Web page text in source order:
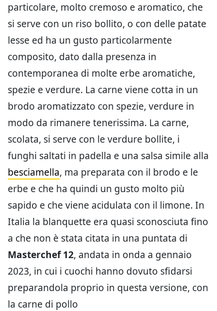
particolare, molto cremoso e aromatico, che
si serve con un riso bollito, o con delle patate
lesse ed ha un gusto particolarmente
composito, dato dalla presenza in
contemporanea di molte erbe aromatiche,
spezie e verdure. La carne viene cotta in un
brodo aromatizzato con spezie, verdure in
modo da rimanere tenerissima. La carne,
scolata, si serve con le verdure bollite, i
funghi saltati in padella e una salsa simile alla
besciamella, ma preparata con il brodo e le
erbe e che ha quindi un gusto molto più
sapido e che viene acidulata con il limone. In
Italia la blanquette era quasi sconosciuta fino
a che non è stata citata in una puntata di
Masterchef 12, andata in onda a gennaio
2023, in cui i cuochi hanno dovuto sfidarsi
preparandola proprio in questa versione, con
la carne di pollo